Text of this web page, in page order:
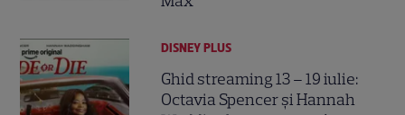
DISNEY PLUS
Ghid streaming 13 – 19 iulie:
Octavia Spencer și Hannah